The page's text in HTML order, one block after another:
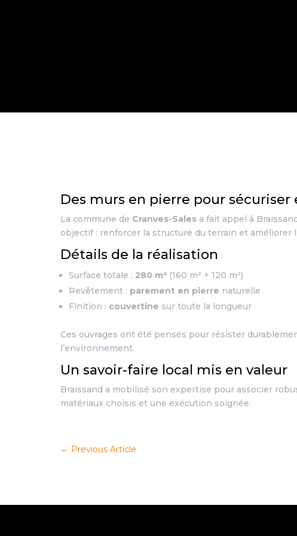
Des murs en pierre pour
La commune de Cranves-Salesa fait appel à
objectif : renforcer la structure du terrain et améliorer
Détails de la réalisation
Surface totale : 280 m²(160 m² + 120 m²)
Revêtement : parement en pierre naturelle
Finition : couvertine sur toute la longueur
Ces ouvrages ont été pensés pour résister
l’environnement.
Un savoir-faire local mis en valeur
Braissand a mobilisé son expertise pour associer
matériaux choisis et une exécution soignée.
← Previous Article